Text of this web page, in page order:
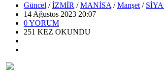
Güncel /İZMİR /MANİSA /Manşet /
14 Ağustos 2023 20:07
0YORUM
251 KEZ OKUNDU